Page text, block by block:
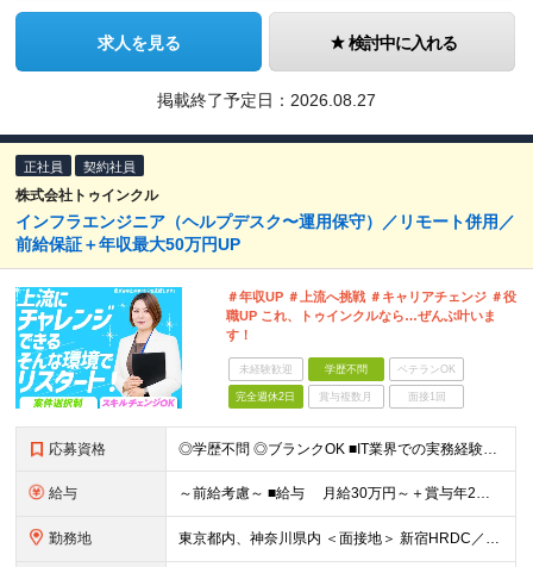
求人を見る 検討中に入れる
掲載終了予定日： 2026.08.27
正社員 契約社員
株式会社トゥインクル
インフラエンジニア（ヘルプデスク〜運用保守）／リモート併用／
前給保証＋年収最大50万円UP
＃年収UP ＃上流へ挑戦 ＃キャリアチェンジ ＃役
職UP これ、トゥインクルなら…ぜんぶ叶いま
す！
未経験歓迎 学歴不問 ベテランOK
完全週休2日 賞与複数月 面接1回
応募資格 ◎学歴不問 ◎ブランクOK ■IT業界での実務経験者（1年以上） ヘルプデスク、テスター、コーダー、プログラマー、エンジニアなどを想定しています。「スキルに自信がない」という方も、まずはご応募くださ
給与 ～前給考慮～ ■給与 月給30万円～＋賞与年2回＋各種手当 ■賞与 年2回 （6月・12月）※正社員雇用のみ
勤務地 東京都内、神奈川県内 ＜面接地＞ 新宿HRDC／東京都新宿区新宿1-3-12 壱丁目参番館2階 「新宿御苑前駅」より徒歩3分 ★Web面接の場合はTeamsを使用して行います。